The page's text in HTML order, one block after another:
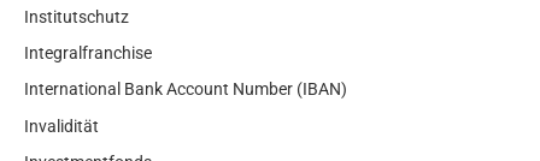
Institutschutz
Integralfranchise
International Bank Account Number (IBAN)
Invalidität